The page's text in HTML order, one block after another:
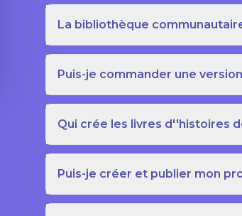
La bibliothèque
Puis-je commander une
Qui crée les livres d''histoires
Puis-je créer et publier mon